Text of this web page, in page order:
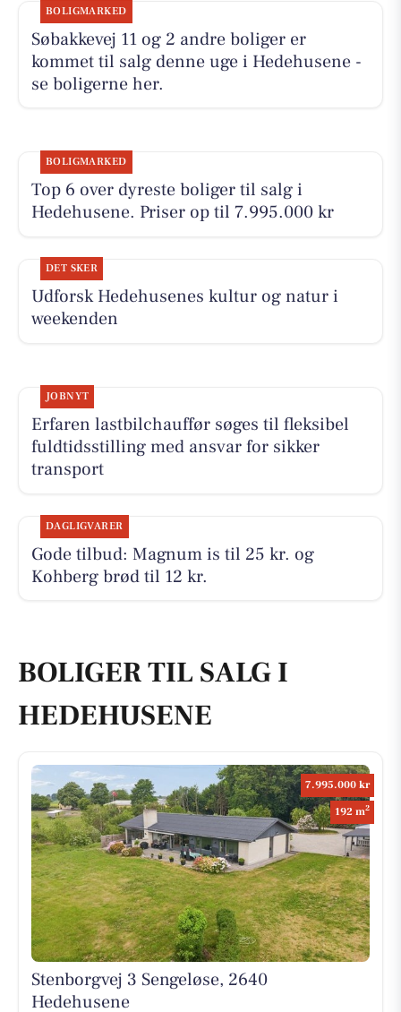
BOLIGMARKED
Søbakkevej 11 og 2 andre boliger er
kommet til salg denne uge i Hedehusene -
se boligerne her.
BOLIGMARKED
Top 6 over dyreste boliger til salg i
Hedehusene. Priser op til 7.995.000 kr
DET SKER
Udforsk Hedehusenes kultur og natur i
weekenden
JOBNYT
Erfaren lastbilchauffør søges til fleksibel
fuldtidsstilling med ansvar for sikker
transport
DAGLIGVARER
Gode tilbud: Magnum is til 25 kr. og
Kohberg brød til 12 kr.
BOLIGER TIL SALG I
HEDEHUSENE
7.995.000 kr
192 m2
Stenborgvej 3 Sengeløse, 2640
Hedehusene